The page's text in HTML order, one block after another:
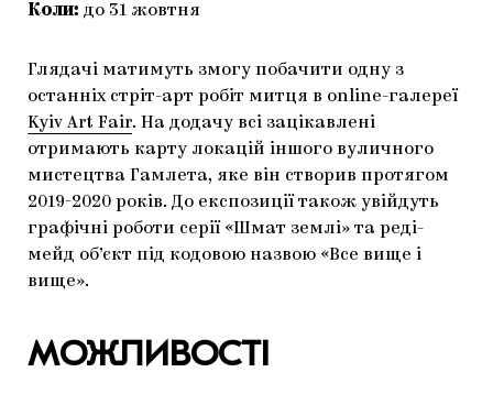
Коли: до 31 жовтня
Глядачі матимуть змогу побачити одну з
останніх стріт-арт робіт митця в online-галереї
Kyiv Art Fair. На додачу всі зацікавлені
отримають карту локацій іншого вуличного
мистецтва Гамлета, яке він створив протягом
2019-2020 років. До експозиції також увійдуть
графічні роботи серії «Шмат землі» та реді-
мейд об’єкт під кодовою назвою «Все вище і
вище».
МОЖЛИВОСТІ